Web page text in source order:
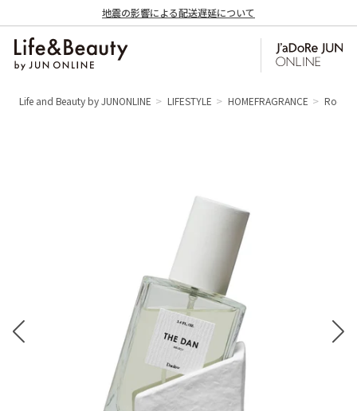
地震の影響による配送遅延について
Life and Beauty by JUNONLINE LIFESTYLE HOMEFRAGRANCE Room